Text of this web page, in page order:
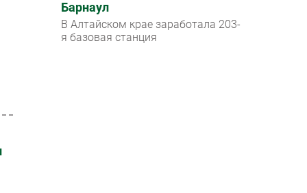
Барнаул
В Алтайском крае заработала 203-
я базовая станция